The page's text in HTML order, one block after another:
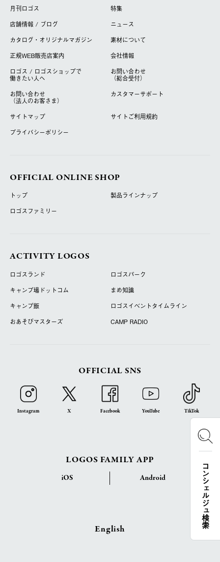
コンシェルジュ検索
月刊ロゴス
特集
店舗情報 / ブログ
ニュース
カタログ・オリジナルマガジン
素材について
正規WEB販売店案内
会社情報
ロゴス / ロゴスショップで
働きたい人へ
お問い合わせ
（総合受付）
お問い合わせ
（法人のお客さま）
カスタマーサポート
サイトマップ
サイトご利用規約
プライバシーポリシー
OFFICIAL ONLINE SHOP
トップ
製品ラインナップ
ロゴスファミリー
ACTIVITY LOGOS
ロゴスランド
ロゴスパーク
キャンプ場ドットコム
まめ知識
キャンプ飯
ロゴスイベントタイムライン
おあそびマスターズ
CAMP RADIO
OFFICIAL SNS
Instagram X Facebook YouTube TikTok
LOGOS FAMILY APP
iOS Android
English